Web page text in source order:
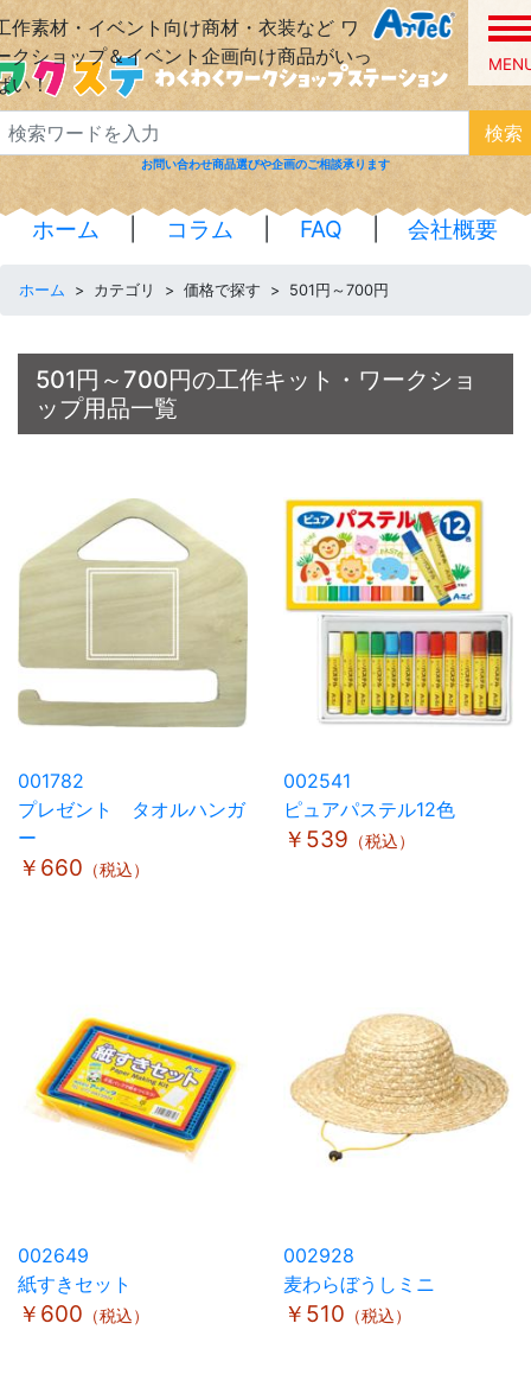
作素材・イベント向け商材・衣装など ワ
クショップ＆イベント企画向け商品がいっ
い！
検索
お問い合わせ商品選びや企画のご相談承ります
ホーム コラム FAQ 会社概要
ホーム > カテゴリ > 価格で探す > 501円～700円
501円～700円の工作キット・ワークショ
ップ用品一覧
001782
プレゼント タオルハンガ
ー
￥660 （税込）
002541
ピュアパステル12色
￥539 （税込）
002649
紙すきセット
￥600 （税込）
002928
麦わらぼうしミニ
￥510 （税込）